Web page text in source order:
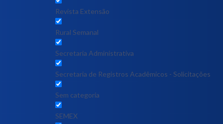
Revista Extensão
Rural Semanal
Secretaria Administrativa
Secretaria de Registros Acadêmicos - Solicitações
Sem categoria
SEMEX